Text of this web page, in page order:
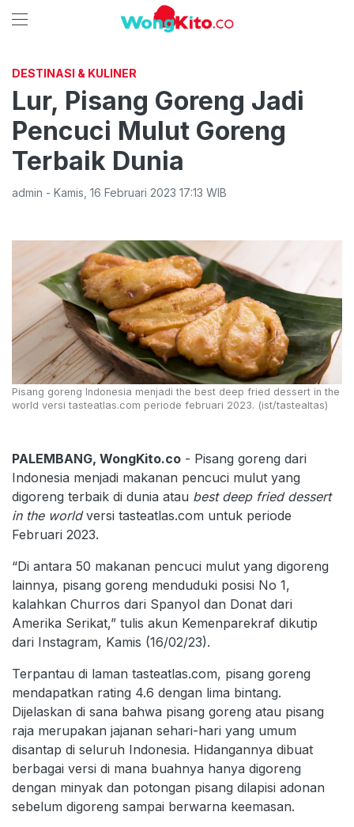
DESTINASI & KULINER
Lur, Pisang Goreng Jadi
Pencuci Mulut Goreng
Terbaik Dunia
admin - Kamis 16 Februari 2023 17:13 WIB
Pisang goreng Indonesia menjadi the best deep fried dessert in the
world versi tasteatlas.com periode februari 2023. (ist/tastealtas)
PALEMBANG, WongKito.co - Pisang goreng dari
Indonesia menjadi makanan pencuci mulut yang
digoreng terbaik di dunia atau best deep fried dessert
in the worldversi tasteatlas.com untuk periode
Februari 2023.
“Di antara 50 makanan pencuci mulut yang digoreng
lainnya, pisang goreng menduduki posisi No 1,
kalahkan Churros dari Spanyol dan Donat dari
Amerika Serikat,” tulis akun Kemenparekraf dikutip
dari Instagram, Kamis (16/02/23).
Terpantau di laman tasteatlas.com, pisang goreng
mendapatkan rating 4.6 dengan lima bintang.
Dijelaskan di sana bahwa pisang goreng atau pisang
raja merupakan jajanan sehari-hari yang umum
disantap di seluruh Indonesia. Hidangannya dibuat
berbagai versi di mana buahnya hanya digoreng
dengan minyak dan potongan pisang dilapisi adonan
sebelum digoreng sampai berwarna keemasan.